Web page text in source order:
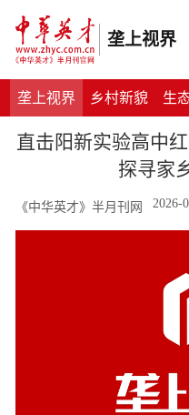
垄上视界
垄上视界 乡村新貌 生
直击阳新实验高中
探寻家
《中华英才》半月刊网 2026-